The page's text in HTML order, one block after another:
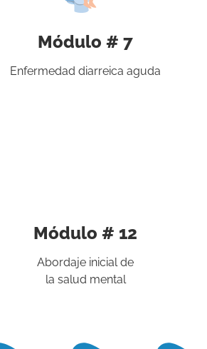
Módulo # 7
Enfermedad diarreica aguda
Módulo # 12
Abordaje inicial de
la salud mental